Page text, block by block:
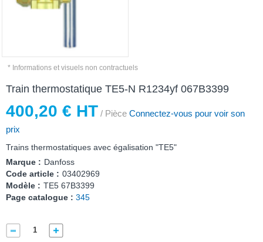
* Informations et visuels non contractuels
Train thermostatique TE5-N R1234yf 067B3399
400,20 € HT / Pièce Connectez-vous pour voir son
prix
Trains thermostatiques avec égalisation "TE5"
Marque : Danfoss
Code article : 03402969
Modèle : TE5 67B3399
Page catalogue : 345